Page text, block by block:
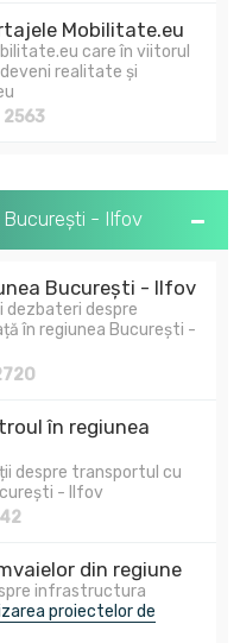
Mobilitate.eu
care în viitorul
realitate și
2563
București - Ilfov
București - Ilfov
dezbateri despre
în regiunea București -
în regiunea
despre transportul cu
- Ilfov
din regiune
infrastructura
proiectelor de